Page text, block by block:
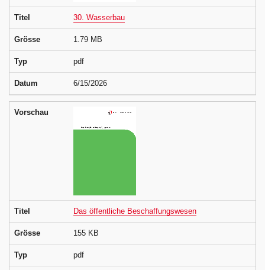
Titel 30. Wasserbau
Grösse 1.79 MB
Typ pdf
Datum 6/15/2026
Vorschau
Titel Das öffentliche Beschaffungswesen
Grösse 155 KB
Typ pdf